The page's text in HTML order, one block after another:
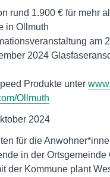
rund 1.900 € für mehr
in Ollmuth
am
2024
Produkte unter
Ollmuth
2024
für die
in der Ortsgemeinde
der Kommune plant